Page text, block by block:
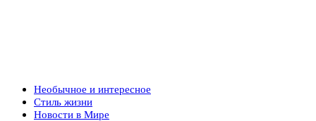
Необычное и интересное
Стиль жизни
Новости в Мире